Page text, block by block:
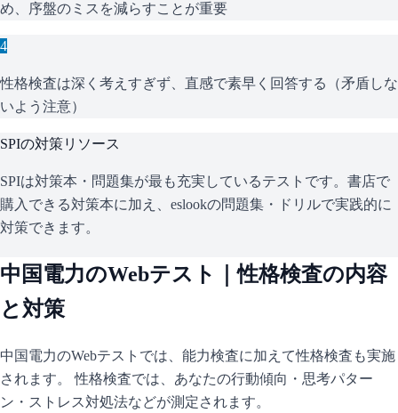
め、序盤のミスを減らすことが重要
4
性格検査は深く考えすぎず、直感で素早く回答する（矛盾しな
いよう注意）
SPIの対策リソース
SPIは対策本・問題集が最も充実しているテストです。書店で
購入できる対策本に加え、eslookの問題集・ドリルで実践的に
対策できます。
中国電力のWebテスト｜性格検査の内容
と対策
中国電力のWebテストでは、能力検査に加えて性格検査も実施
されます。 性格検査では、あなたの行動傾向・思考パター
ン・ストレス対処法などが測定されます。